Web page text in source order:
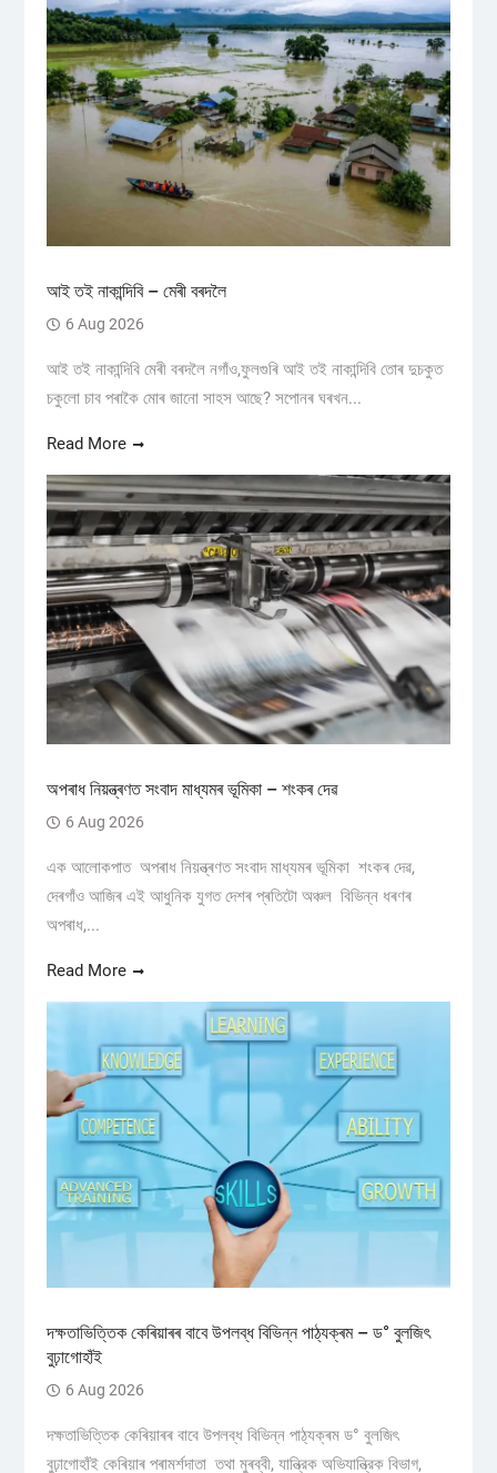
আই তই নাকান্দিবি – মেৰী বৰদলৈ
6 Aug 2026
আই তই নাকান্দিবি মেৰী বৰদলৈ নগাঁও,ফুলগুৰি আই তই নাকান্দিবি তোৰ দুচকুত
চকুলো চাব পৰাকৈ মোৰ জানো সাহস আছে? সপোনৰ ঘৰখন...
Read More
অপৰাধ নিয়ন্ত্ৰণত সংবাদ মাধ্যমৰ ভূমিকা – শংকৰ দেৱ
6 Aug 2026
এক আলোকপাত অপৰাধ নিয়ন্ত্ৰণত সংবাদ মাধ্যমৰ ভূমিকা শংকৰ দেৱ,
দেৰগাঁও আজিৰ এই আধুনিক যুগত দেশৰ প্ৰতিটো অঞ্চল বিভিন্ন ধৰণৰ
অপৰাধ,...
Read More
দক্ষতাভিত্তিক কেৰিয়াৰৰ বাবে উপলব্ধ বিভিন্ন পাঠ্যক্ৰম – ড° বুলজিৎ
বুঢ়াগোহাঁই
6 Aug 2026
দক্ষতাভিত্তিক কেৰিয়াৰৰ বাবে উপলব্ধ বিভিন্ন পাঠ্যক্ৰম ড° বুলজিৎ
বুঢ়াগোহাঁই কেৰিয়াৰ পৰামৰ্শদাতা তথা মুৰব্বী, যান্ত্রিক অভিযান্ত্রিক বিভাগ,